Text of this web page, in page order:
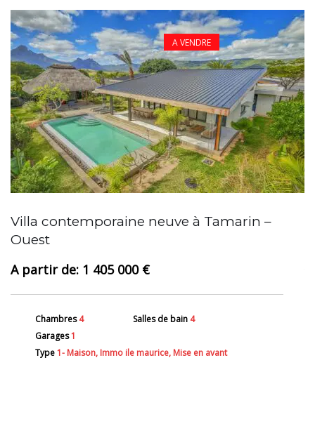
Villa contemporaine neuve à Tamarin –
Ouest
1 405 000 €
A VENDRE
Chambres 4 Salles de bain 4
Garages1
Type1- Maison, Immo ile maurice, Mise en avant